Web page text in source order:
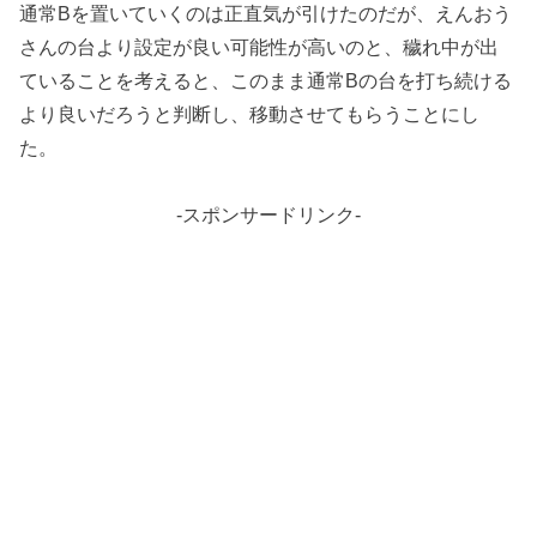
通常Bを置いていくのは正直気が引けたのだが、えんおう
さんの台より設定が良い可能性が高いのと、穢れ中が出
ていることを考えると、このまま通常Bの台を打ち続ける
より良いだろうと判断し、移動させてもらうことにし
た。
-スポンサードリンク-